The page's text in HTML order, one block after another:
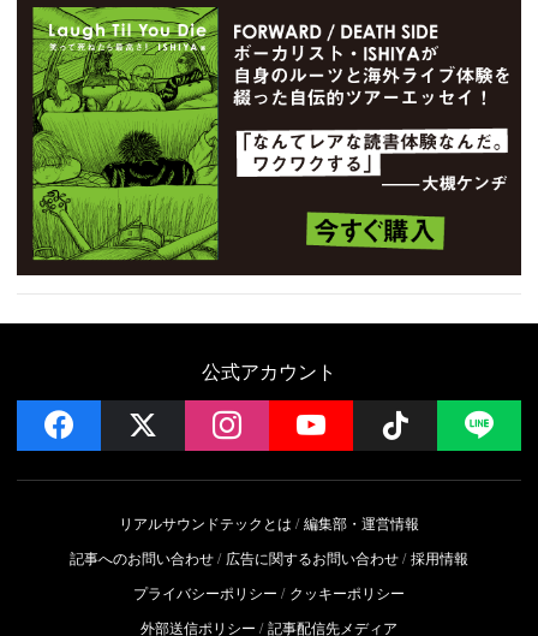
公式アカウント
facebook instagramYouTube Follow
リアルサウンドテックとは
編集部・運営情報
記事へのお問い合わせ
広告に関するお問い合わせ 採用情報
プライバシーポリシー
クッキーポリシー
外部送信ポリシー
記事配信先メディア